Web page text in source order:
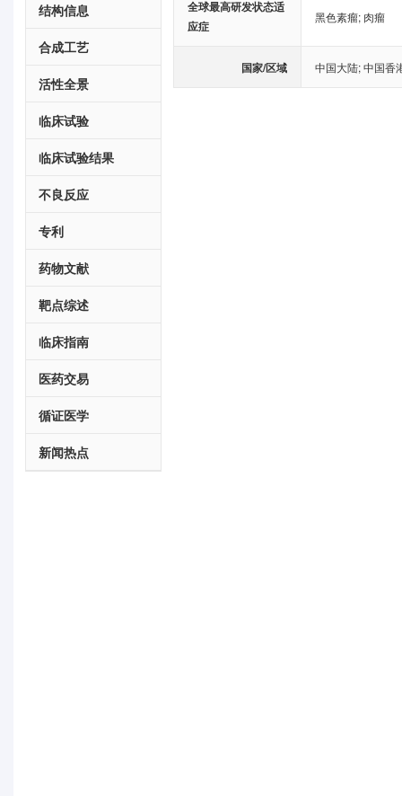
结构信息
合成工艺
活性全景
临床试验
临床试验结果
不良反应
专利
药物文献
靶点综述
临床指南
医药交易
循证医学
新闻热点
全球最高研发状态适
应症
黑色素瘤; 肉瘤
国家/区域 中国大陆;中国香